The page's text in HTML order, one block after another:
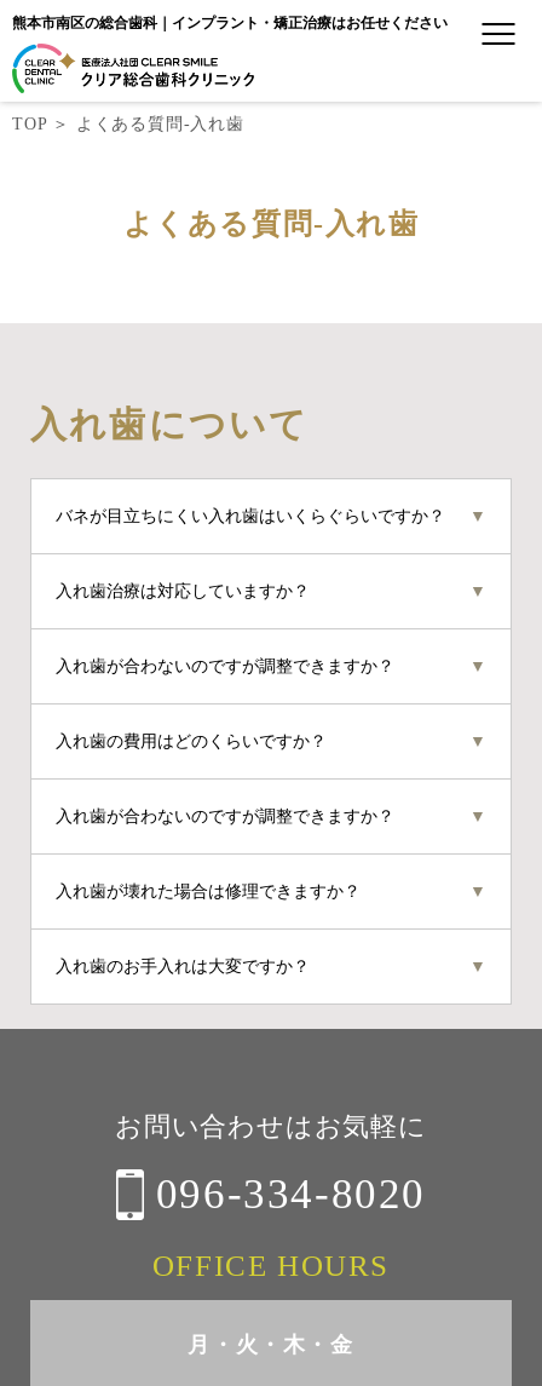
熊本市南区の総合歯科｜インプラント・矯正治療はお任せください
TOP＞ よくある質問-入れ歯
よくある質問-入れ歯
入れ歯について
バネが目立ちにくい入れ歯はいくらぐらいですか？ ▼
金属のバネを使用しない「ノンクラスプデンチャー」
です。
料金は失った歯の本数に応じた設計により異なります
が、22万円（税込）からご用意しております。
入れ歯治療は対応していますか？ ▼
はい。保険の入れ歯から、金属床やノンクラスプデン
入れ歯が合わないのですが調整できますか？ ▼
はい。入れ歯の調整や新規作製も可能です。
入れ歯の費用はどのくらいですか？ ▼
保険適用の入れ歯は数千円〜1万円台、自費の金属床や
入れ歯が合わないのですが調整できますか？ ▼
はい、調整が可能です。
入れ歯が壊れた場合は修理できますか？ ▼
多くの場合は即日修理が可能ですが、破損の程度によ
入れ歯のお手入れは大変ですか？ ▼
特別に難しいことはありませんが、毎日のケアが大切
て洗浄し、寝る前には入れ歯洗浄剤に浸けて清潔を保
慣れてしまえば、歯磨きと同じように習慣化できるの
で、それほど負担にはなりませんが、洗浄清掃の手間
お問い合わせはお気軽に
096-334-8020
OFFICE HOURS
月・火・木・金